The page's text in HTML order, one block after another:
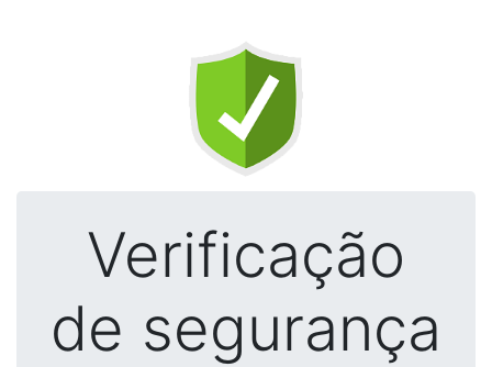
Verificação
de segurança